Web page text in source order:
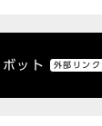
ット 外部リンク